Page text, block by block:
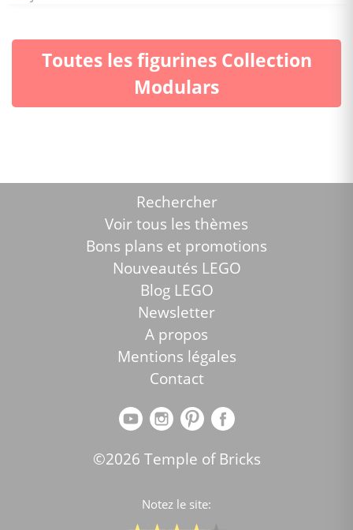
Toutes les figurines Collection
Modulars
Rechercher
Voir tous les thèmes
Bons plans et promotions
Nouveautés LEGO
Blog LEGO
Newsletter
A propos
Mentions légales
Contact
©2026 Temple of Bricks
Notez le site: